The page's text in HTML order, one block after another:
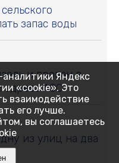
запас воды
и пропан в
адреса АЗС
из улиц на два
аналитики Яндекс
«cookie». Это
взаимодействие
его лучше.
вы соглашаетесь